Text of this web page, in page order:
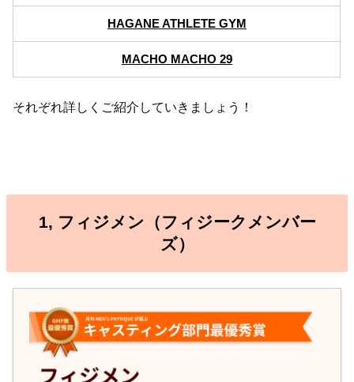
HAGANE ATHLETE GYM
MACHO MACHO 29
それぞれ詳しくご紹介していきましょう！
1, フィジメン（フィジークメンバー
ズ）